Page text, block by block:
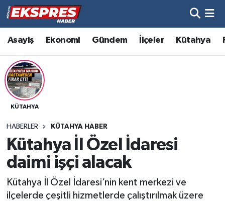
Asayiş Ekonomi Gündem İlçeler Kütahya
KÜTAHYA
HABERLER KÜTAHYA HABER
Kütahya İl Özel İdaresi
daimi işçi alacak
Kütahya İl Özel İdaresi’nin kent merkezi ve
ilçelerde çeşitli hizmetlerde çalıştırılmak üzere
Altıntaş
Asayiş
Aslanapa
Bölge
Çavdarhisar
Domaniç
Hava Durumu
Trafik Durumu
Süper Lig Puan Durumu ve Fikstür
Son Dakika Haberleri
Haber Arşivi